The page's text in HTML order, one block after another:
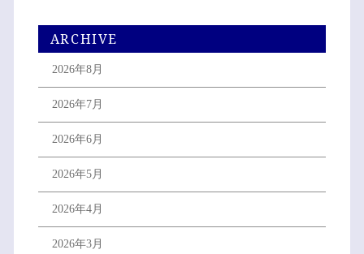
ARCHIVE
2026年8月
2026年7月
2026年6月
2026年5月
2026年4月
2026年3月